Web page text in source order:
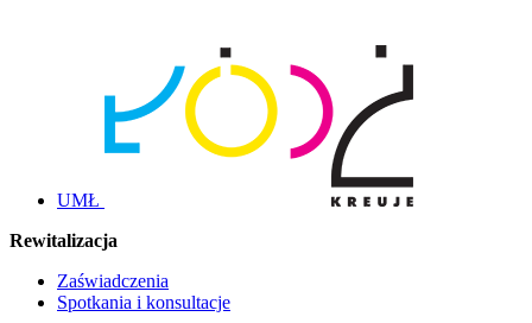
UMŁ
Rewitalizacja
Zaświadczenia
Spotkania i konsultacje